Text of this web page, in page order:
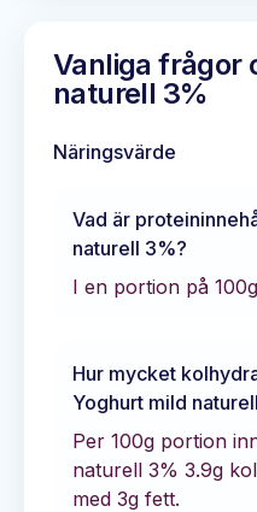
Vanliga frågor
naturell 3%
Näringsvärde
Vad är
naturell 3%?
I en portion på
Hur mycket
Yoghurt mild
Per 100g portion
naturell 3% 3.9g
med 3g fett.